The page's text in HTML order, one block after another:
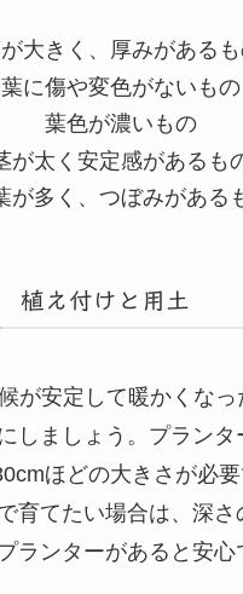
大きく、厚みがある
葉に傷や変色がないもの
葉色が濃いもの
が太く安定感があるも
が多く、つぼみがある
植え付けと用土
が安定して暖かくなっ
しましょう。プランタ
ほどの大きさが必
育てたい場合は、深さ
ランターがあると安心